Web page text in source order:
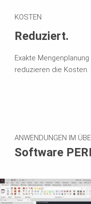
KOSTEN
Reduziert.
Exakte
reduzieren die Kosten.
ANWENDUNGEN IM
Software